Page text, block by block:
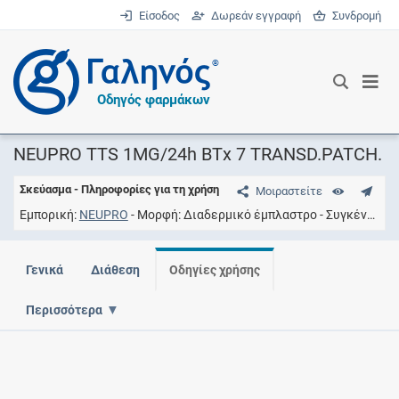
Είσοδος Δωρεάν εγγραφή Συνδρομή
®
Οδηγός φαρμάκων
NEUPRO TTS 1MG/24h ΒΤx 7 TRANSD.PATCH.
Μοιραστείτε
Σκεύασμα - Πληροφορίες για τη χρήση
Εμπορική NEUPRO Μορφή Διαδερμικό έμπλαστρο Συγκέντρωση
Γενικά Διάθεση Οδηγίες χρήσης
Περισσότερα